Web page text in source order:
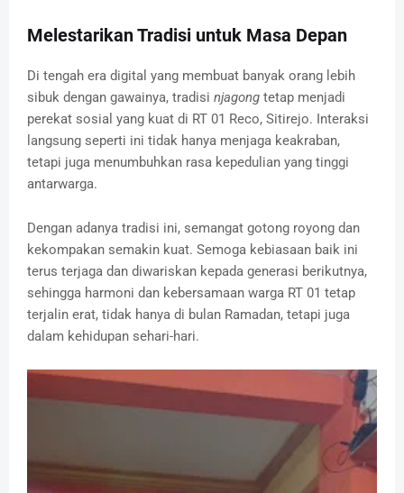
Melestarikan Tradisi untuk Masa Depan
Di tengah era digital yang membuat banyak orang lebih
sibuk dengan gawainya, tradisi njagong tetap menjadi
perekat sosial yang kuat di RT 01 Reco, Sitirejo. Interaksi
langsung seperti ini tidak hanya menjaga keakraban,
tetapi juga menumbuhkan rasa kepedulian yang tinggi
antarwarga.
Dengan adanya tradisi ini, semangat gotong royong dan
kekompakan semakin kuat. Semoga kebiasaan baik ini
terus terjaga dan diwariskan kepada generasi berikutnya,
sehingga harmoni dan kebersamaan warga RT 01 tetap
terjalin erat, tidak hanya di bulan Ramadan, tetapi juga
dalam kehidupan sehari-hari.